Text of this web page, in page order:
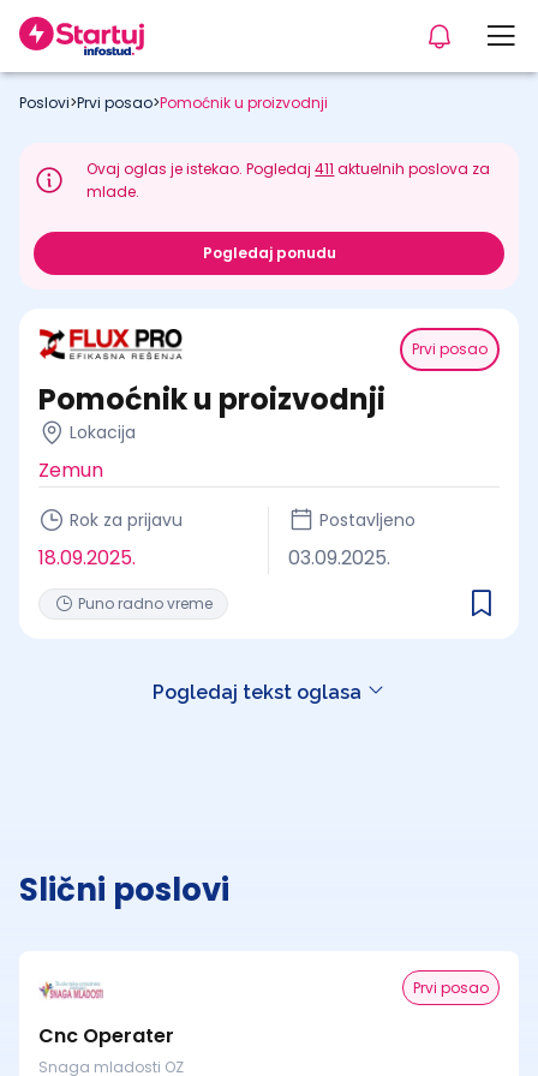
Poslovi>Prvi posao>Pomoćnik u proizvodnji
Ovaj oglas je istekao. Pogledaj411 aktuelnih poslova za
mlade.
Pogledaj ponudu
Prvi posao
Pomoćnik u proizvodnji
Lokacija
Zemun
Rok za prijavu
18.09.2025.
Postavljeno
03.09.2025.
Puno radno vreme
Pogledaj tekst oglasa
Slični poslovi
Prvi posao
Cnc Operater
Snaga mladosti OZ